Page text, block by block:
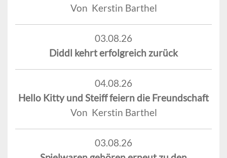
Von Kerstin Barthel
03.08.26
Diddl kehrt erfolgreich zurück
04.08.26
Hello Kitty und Steiff feiern die Freundschaft
Von Kerstin Barthel
03.08.26